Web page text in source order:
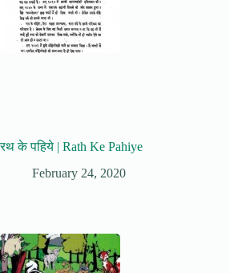
रथ के पहिये | Rath Ke Pahiye
February 24, 2020